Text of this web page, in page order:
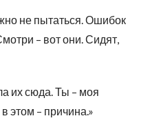
не пытаться. Ошибок
– вот они. Сидят,
их сюда. Ты – моя
этом – причина.»